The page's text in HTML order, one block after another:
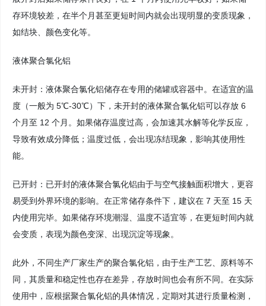
存环境较差，在半个月甚至更短时间内就会出现明显的变质现象，
如结块、颜色变化等。
液体聚合氯化铝
未开封：液体聚合氯化铝储存在专用的储罐或容器中。在适宜的温
度（一般为 5℃-30℃）下，未开封的液体聚合氯化铝可以存放 6
个月至 12 个月。如果储存温度过高，会加速其水解等化学反应，
导致有效成分降低；温度过低，会出现冻结现象，影响其使用性
能。
已开封：已开封的液体聚合氯化铝由于与空气接触面积增大，更容
易受到外界环境的影响。在正常储存条件下，建议在 7 天至 15 天
内使用完毕。如果储存环境潮湿、温度不适宜等，在更短时间内就
会变质，表现为颜色变深、出现沉淀等现象。
此外，不同生产厂家生产的聚合氯化铝，由于生产工艺、原料等不
同，其质量和稳定性也存在差异，存放时间也会有所不同。在实际
使用中，应根据聚合氯化铝的具体情况，定期对其进行质量检测，